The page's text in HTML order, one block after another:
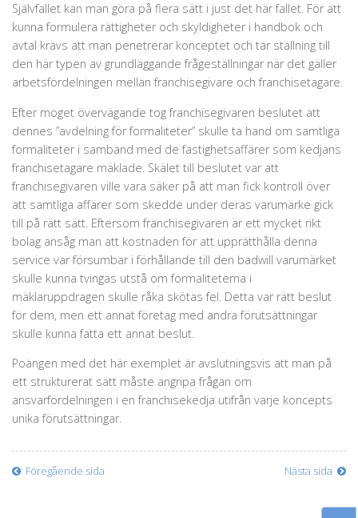
Självfallet kan man göra på flera sätt i just det här fallet. För att
kunna formulera rättigheter och skyldigheter i handbok och
avtal krävs att man penetrerar konceptet och tar ställning till
den här typen av grundläggande frågeställningar när det gäller
arbetsfördelningen mellan franchisegivare och franchisetagare.
Efter moget övervägande tog franchisegivaren beslutet att
dennes ”avdelning för formaliteter” skulle ta hand om samtliga
formaliteter i samband med de fastighetsaffärer som kedjans
franchisetagare mäklade. Skälet till beslutet var att
franchisegivaren ville vara säker på att man fick kontroll över
att samtliga affärer som skedde under deras varumärke gick
till på rätt sätt. Eftersom franchisegivaren är ett mycket rikt
bolag ansåg man att kostnaden för att upprätthålla denna
service var försumbar i förhållande till den badwill varumärket
skulle kunna tvingas utstå om formaliteterna i
mäklaruppdragen skulle råka skötas fel. Detta var rätt beslut
för dem, men ett annat företag med andra förutsättningar
skulle kunna fatta ett annat beslut.
Poängen med det här exemplet är avslutningsvis att man på
ett strukturerat sätt måste angripa frågan om
ansvarfördelningen i en franchisekedja utifrån varje koncepts
unika förutsättningar.
Föregående sida Nästa sida